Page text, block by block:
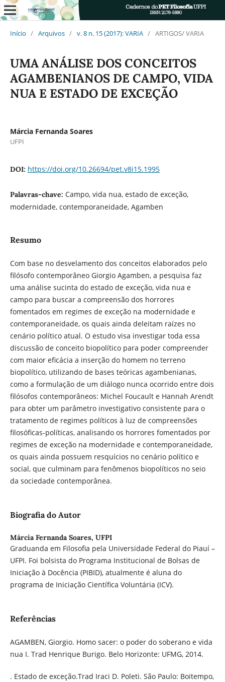
Início / Arquivos / v. 8 n. 15 (2017): VARIA / ARTIGOS/ VARIA
UMA ANÁLISE DOS CONCEITOS
AGAMBENIANOS DE CAMPO, VIDA
NUA E ESTADO DE EXCEÇÃO
Márcia Fernanda Soares
UFPI
DOI: https://doi.org/10.26694/pet.v8i15.1995
Palavras-chave: Campo, vida nua, estado de exceção,
modernidade, contemporaneidade, Agamben
Resumo
Com base no desvelamento dos conceitos elaborados pelo
filósofo contemporâneo Giorgio Agamben, a pesquisa faz
uma análise sucinta do estado de exceção, vida nua e
campo para buscar a compreensão dos horrores
fomentados em regimes de exceção na modernidade e
contemporaneidade, os quais ainda deleitam raízes no
cenário político atual. O estudo visa investigar toda essa
discussão de conceito biopolítico para poder compreender
com maior eficácia a inserção do homem no terreno
biopolítico, utilizando de bases teóricas agambenianas,
como a formulação de um diálogo nunca ocorrido entre dois
filósofos contemporâneos: Michel Foucault e Hannah Arendt
para obter um parâmetro investigativo consistente para o
tratamento de regimes políticos à luz de compreensões
filosóficas-políticas, analisando os horrores fomentados por
regimes de exceção na modernidade e contemporaneidade,
os quais ainda possuem resquícios no cenário político e
social, que culminam para fenômenos biopolíticos no seio
da sociedade contemporânea.
Biografia do Autor
Márcia Fernanda Soares, UFPI
Graduanda em Filosofia pela Universidade Federal do Piauí –
UFPI. Foi bolsista do Programa Institucional de Bolsas de
Iniciação à Docência (PIBID), atualmente é aluna do
programa de Iniciação Científica Voluntária (ICV).
Referências
AGAMBEN, Giorgio. Homo sacer: o poder do soberano e vida
nua I. Trad Henrique Burigo. Belo Horizonte: UFMG, 2014.
. Estado de exceção.Trad Iraci D. Poleti. São Paulo: Boitempo,